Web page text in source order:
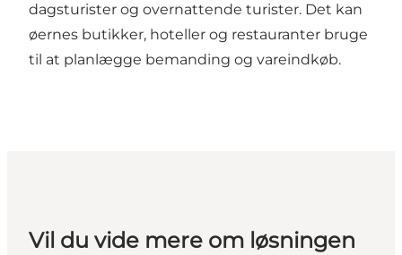
dagsturister og overnattende turister. Det kan
øernes butikker, hoteller og restauranter bruge
til at planlægge bemanding og vareindkøb.
Vil du vide mere om løsningen